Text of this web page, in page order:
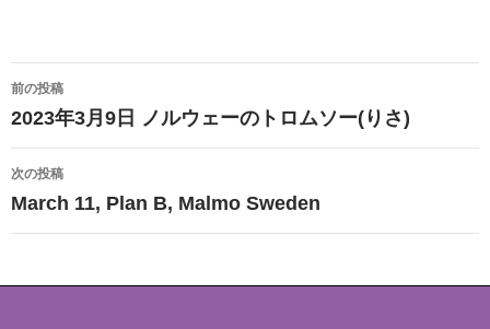
投
稿
ナ
ビ
ゲ
前の投稿
2023年3月9日 ノルウェーのトロムソー(りさ)
次の投稿
March 11, Plan B, Malmo Sweden